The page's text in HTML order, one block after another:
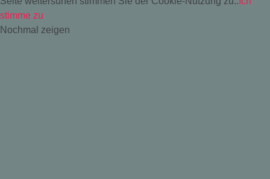
stimme zu
Nochmal zeigen